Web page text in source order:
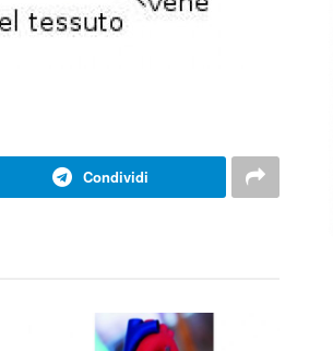
Condividi